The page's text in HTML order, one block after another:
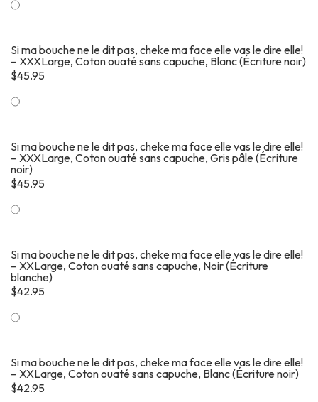
Si ma bouche ne le dit pas, cheke ma face elle vas le dire elle!
– XXXLarge, Coton ouaté sans capuche, Blanc (Écriture noir)
$45.95
Si ma bouche ne le dit pas, cheke ma face elle vas le dire elle!
– XXXLarge, Coton ouaté sans capuche, Gris pâle (Écriture
noir)
$45.95
Si ma bouche ne le dit pas, cheke ma face elle vas le dire elle!
– XXLarge, Coton ouaté sans capuche, Noir (Écriture
blanche)
$42.95
Si ma bouche ne le dit pas, cheke ma face elle vas le dire elle!
– XXLarge, Coton ouaté sans capuche, Blanc (Écriture noir)
$42.95